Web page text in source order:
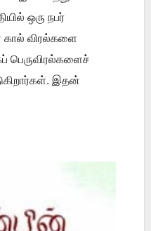
ஒரு நபர்
கால் விரல்களை
பெருவிரல்களைச்
இதன்